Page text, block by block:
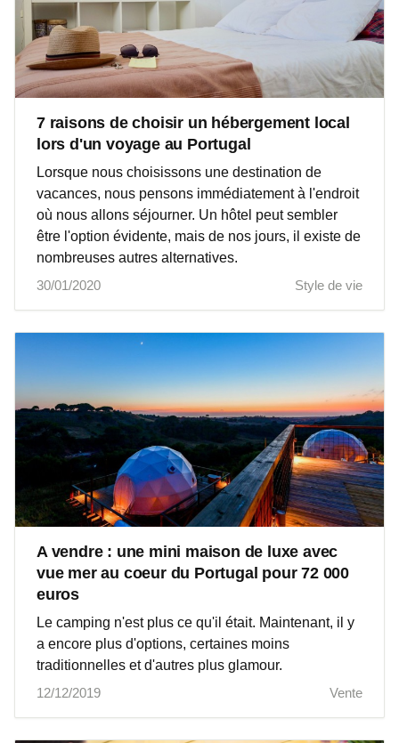
7 raisons de choisir un hébergement local
lors d'un voyage au Portugal
Lorsque nous choisissons une destination de
vacances, nous pensons immédiatement à l'endroit
où nous allons séjourner. Un hôtel peut sembler
être l'option évidente, mais de nos jours, il existe de
nombreuses autres alternatives.
30/01/2020
Style de vie
A vendre : une mini maison de luxe avec
vue mer au coeur du Portugal pour 72 000
euros
Le camping n'est plus ce qu'il était. Maintenant, il y
a encore plus d'options, certaines moins
traditionnelles et d'autres plus glamour.
12/12/2019
Vente